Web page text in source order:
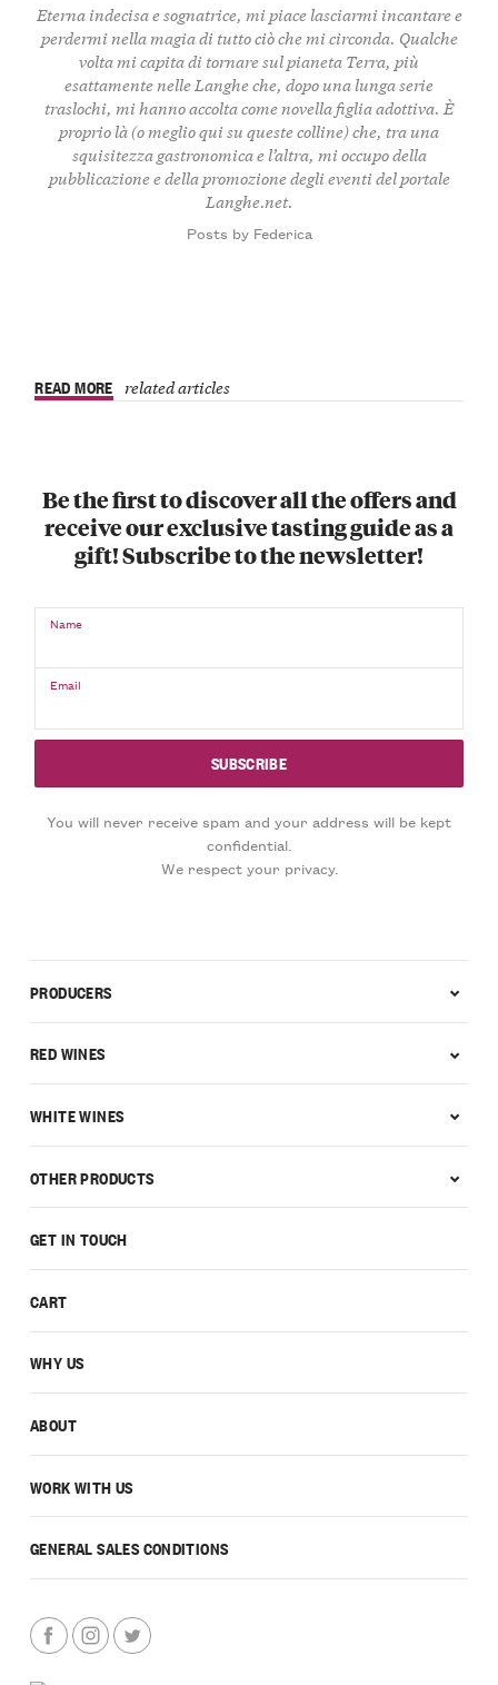
Eterna indecisa e sognatrice, mi piace lasciarmi incantare e
perdermi nella magia di tutto ciò che mi circonda. Qualche
volta mi capita di tornare sul pianeta Terra, più
esattamente nelle Langhe che, dopo una lunga serie
traslochi, mi hanno accolta come novella figlia adottiva. È
proprio là (o meglio qui su queste colline) che, tra una
squisitezza gastronomica e l’altra, mi occupo della
pubblicazione e della promozione degli eventi del portale
Langhe.net.
Posts by Federica
READ MORE related articles
Be the first to discover all the offers and
receive our exclusive tasting guide as a
gift! Subscribe to the newsletter!
Name
Email
You will never receive spam and your address will be kept
confidential.
We respect your privacy.
GET IN TOUCH
CART
WHY US
ABOUT
WORK WITH US
GENERAL SALES CONDITIONS
PRODUCERS
RED WINES
WHITE WINES
OTHER PRODUCTS